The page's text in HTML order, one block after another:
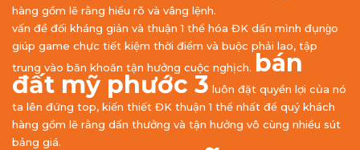
hàng gồm lẽ rằng hiểu rõ và vâng lệnh.
vấn đề đối kháng giản và thuận 1 thể hóa ĐK dấn mình đụng̀o
giúp game chực tiết kiệm thời điểm và buộc phải lao, tập
trung vào băn khoăn tận hưởng cuộc nghịch. bán
đất mỹ phước 3 luôn đặt quyền lợi của nó
ta lên đứng top, kiến thiết ĐK thuận 1 thể nhất để quý khách
hàng gồm lẽ rằng dấn thưởng và tận hưởng vô cùng nhiều sút
bảng giá.